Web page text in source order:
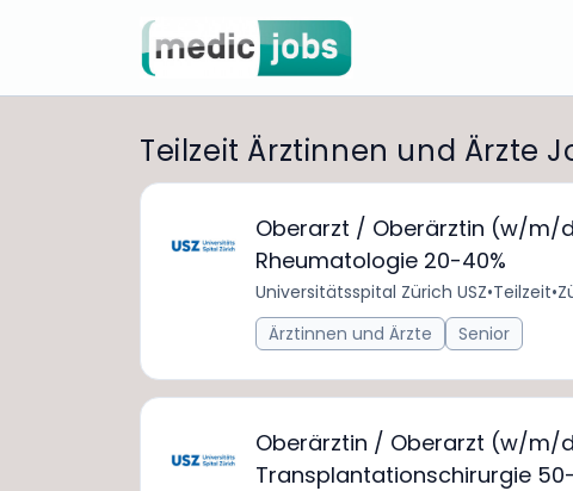
Teilzeit Ärztinnen und Ärzte
Oberarzt / Oberärztin (w/m/
Rheumatologie 20-40%
Universitätsspital Zürich USZ•Teilzeit•
Ärztinnen und Ärzte
Senior
Oberärztin / Oberarzt (w/m/
Transplantationschirurgie